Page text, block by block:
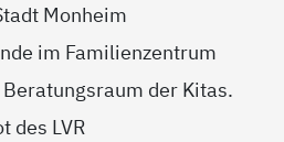
Monheim
im Familienzentrum
der Kitas.
des LVR